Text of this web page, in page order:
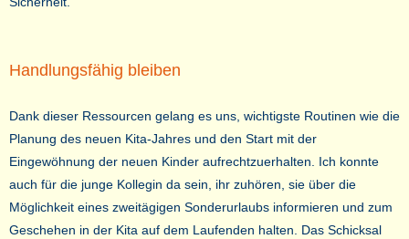
Handlungsfähig bleiben
Dank dieser Ressourcen gelang es uns, wichtigste Routinen wie die
Planung des neuen Kita-Jahres und den Start mit der
Eingewöhnung der neuen Kinder aufrechtzuerhalten. Ich konnte
auch für die junge Kollegin da sein, ihr zuhören, sie über die
Möglichkeit eines zweitägigen Sonderurlaubs informieren und zum
Geschehen in der Kita auf dem Laufenden halten. Das Schicksal